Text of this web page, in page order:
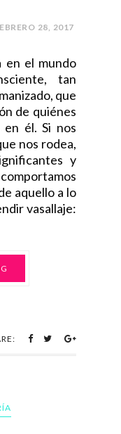
28, 2017
en el mundo
tan
que
de quiénes
él. Si nos
nos rodea,
y
aquello a lo
vasallaje: